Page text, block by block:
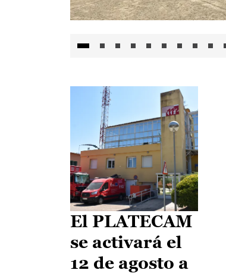
El PLATECAM
se activará el
12 de agosto a